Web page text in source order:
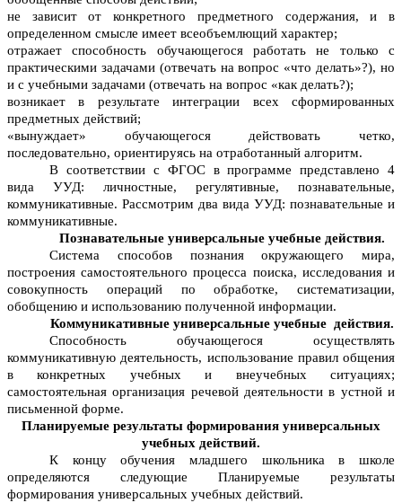
не зависит от конкретного предметного содержания, и в
определенном смысле имеет всеобъемлющий характер;
отражает способность обучающегося работать не только с
практическими задачами (отвечать на вопрос «что делать»?), но
и с учебными задачами (отвечать на вопрос «как делать?);
возникает в результате интеграции всех сформированных
предметных действий;
«вынуждает» обучающегося действовать четко,
последовательно, ориентируясь на отработанный алгоритм.
В соответствии с ФГОС в программе представлено 4
вида УУД: личностные, регулятивные, познавательные,
коммуникативные. Рассмотрим два вида УУД: познавательные и
коммуникативные.
Познавательные универсальные учебные действия.
Система способов познания окружающего мира,
построения самостоятельного процесса поиска, исследования и
совокупность операций по обработке, систематизации,
обобщению и использованию полученной информации.
Коммуникативные универсальные учебные действия.
Способность обучающегося осуществлять
коммуникативную деятельность, использование правил общения
в конкретных учебных и внеучебных ситуациях;
самостоятельная организация речевой деятельности в устной и
письменной форме.
Планируемые результаты формирования универсальных
учебных действий.
К концу обучения младшего школьника в школе
определяются следующие Планируемые результаты
формирования универсальных учебных действий.